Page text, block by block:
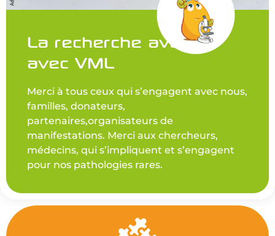
La recherche avance
avec VML
Merci à tous ceux qui s’engagent avec nous,
familles, donateurs,
partenaires,organisateurs de
manifestations. Merci aux chercheurs,
médecins, qui s’impliquent et s’engagent
pour nos pathologies rares.